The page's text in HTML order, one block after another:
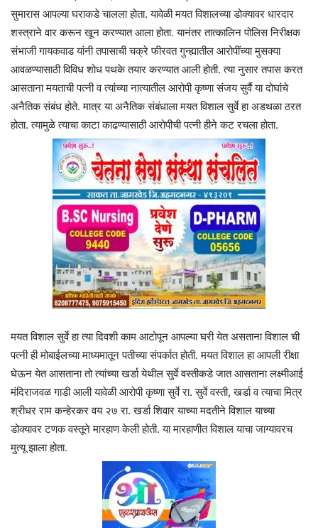
सुमारास आपल्या घराकडे चालला होता. यावेळी मयत विशालच्या डोक्यावर धारदार
शस्त्राने वार करून खून करण्यात आला होता. यानंतर तात्कालिन पोलिस निरीक्षक
संभाजी गायकवाड यांनी तपासाची चक्रे फीरवत गुन्ह्यातील आरोपींच्या मुसक्या
आवळण्यासाठी विविध शोध पथके तयार करण्यात आली होती. त्या नुसार तपास करत
आसताना मयताची पत्नी व त्यांच्या नात्यातील आरोपी कृष्णा संजय सुर्वै या दोघांचे
अनैतिक संबंध होते. मात्र या अनैतिक संबंधाला मयत विशाल सुर्वे हा अडथळा ठरत
होता. त्यामुळे त्याचा काटा काढण्यासाठी आरोपीची पत्नी हीने कट रचला होता.
मयत विशाल सुर्वे हा त्या दिवशी काम आटोपून आपल्या घरी येत असताना विशाल ची
पत्नी ही मोबाईलच्या माध्यमातून पतीच्या संपर्कात होती. मयत विशाल हा आपली रीक्षा
घेऊन येत आसताना तो त्यांच्या खर्डा येथील सुर्वे वस्तीकडे जात आसताना लक्ष्मीआई
मंदिराजवळ गाडी आली यावेळी आरोपी कृष्णा सुर्वे रा. सुर्वे वस्ती, खर्डा व त्याचा मित्र
श्रीधर राम कन्हेरकर वय २७ रा. खर्डा शिवार याच्या मदतीने विशाल याच्या
डोक्यावर टणक वस्तूने मारहाण केली होती. या मारहाणीत विशाल याचा जाग्यावरच
मुत्यू झाला होता.